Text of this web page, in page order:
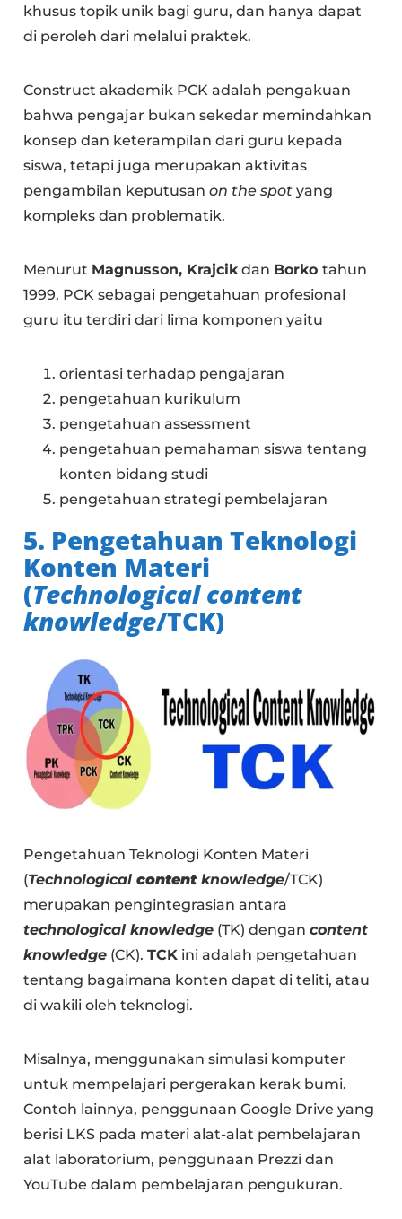
khusus topik unik bagi guru, dan hanya dapat
di peroleh dari melalui praktek.
Construct akademik PCK adalah pengakuan
bahwa pengajar bukan sekedar memindahkan
konsep dan keterampilan dari guru kepada
siswa, tetapi juga merupakan aktivitas
pengambilan keputusanon the spot yang
kompleks dan problematik.
Menurut Magnusson, Krajcik dan Borkotahun
1999, PCK sebagai pengetahuan profesional
guru itu terdiri dari lima komponen yaitu
orientasi terhadap pengajaran
pengetahuan kurikulum
pengetahuan assessment
pengetahuan pemahaman siswa tentang
konten bidang studi
pengetahuan strategi pembelajaran
5. Pengetahuan Teknologi
Konten Materi
(Technologicalcontent
knowledge/TCK)
Pengetahuan Teknologi Konten Materi
(Technologicalcontent knowledge/TCK)
merupakan pengintegrasian antara
technological knowledge (TK) dengancontent
knowledge (CK).TCK ini adalah pengetahuan
tentang bagaimana konten dapat di teliti, atau
di wakili oleh teknologi.
Misalnya, menggunakan simulasi komputer
untuk mempelajari pergerakan kerak bumi.
Contoh lainnya, penggunaan Google Drive yang
berisi LKS pada materi alat-alat pembelajaran
alat laboratorium, penggunaan Prezzi dan
YouTube dalam pembelajaran pengukuran.